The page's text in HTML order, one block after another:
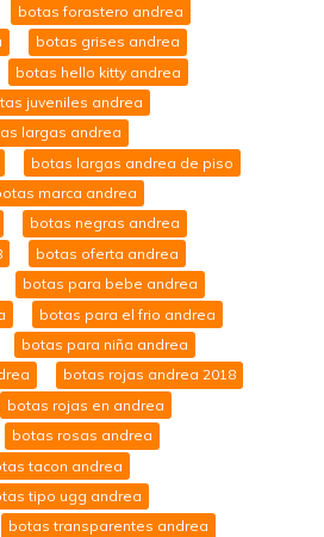
botas forastero andrea
botas grises andrea
botas hello kitty andrea
juveniles andrea
largas andrea
botas largas andrea de piso
marca andrea
botas negras andrea
botas oferta andrea
botas para bebe andrea
botas para el frio andrea
botas para niña andrea
botas rojas andrea 2018
botas rojas en andrea
botas rosas andrea
tacon andrea
tipo ugg andrea
botas transparentes andrea